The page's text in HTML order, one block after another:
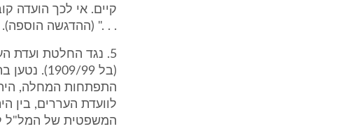
. . ." (ההדגשה הוספה).
5. נגד החלטת ועדת
(בל 1909/
לוועדת העררים, בין
המשפטית של המל"ל